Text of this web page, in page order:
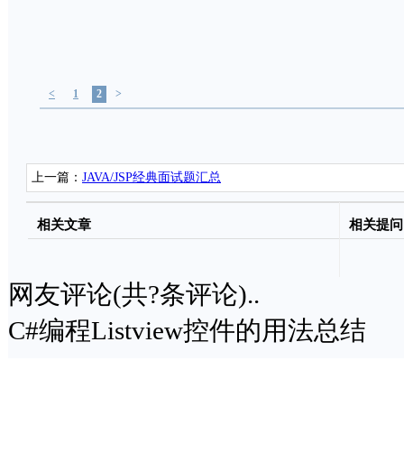
< 1 2 >
上一篇： JAVA/JSP经典面试题汇总
相关文章 相关提问
网友评论(共?条评论)..
C#编程Listview控件的用法总结